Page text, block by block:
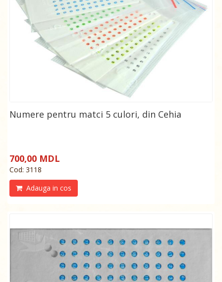
Numere pentru matci 5 culori, din Cehia
700,00 MDL
Cod: 3118
Adauga in cos